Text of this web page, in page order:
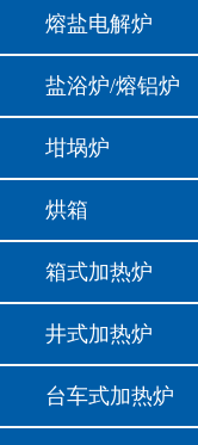
熔盐电解炉
盐浴炉/熔铝炉
坩埚炉
烘箱
箱式加热炉
井式加热炉
台车式加热炉